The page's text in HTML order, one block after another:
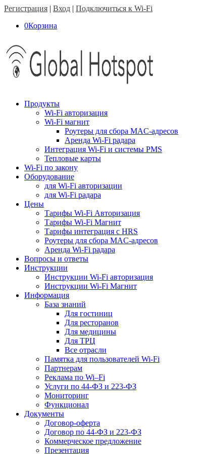
Регистрация | Вход | Подключиться к Wi-Fi
0Корзина
Продукты
Wi-Fi авторизация
Wi-Fi магнит
Роутеры для сбора MAC-адресов
Аренда Wi-Fi радара
Интеграция Wi-Fi и системы PMS
Тепловые карты
Wi-Fi по закону
Оборудование
для Wi-Fi авторизации
для Wi-Fi радара
Цены
Тарифы Wi-Fi Авторизация
Тарифы Wi-Fi Магнит
Тарифы интеграция с HRS
Роутеры для сбора MAC-адресов
Аренда Wi-Fi радара
Вопросы и ответы
Инструкции
Инструкции Wi-Fi авторизация
Инструкции Wi-Fi Магнит
Информация
База знаний
Для гостиниц
Для ресторанов
Для медицины
Для ТРЦ
Все отрасли
Памятка для пользователей Wi-Fi
Партнерам
Реклама по Wi–Fi
Услуги по 44-ФЗ и 223-ФЗ
Мониторинг
Функционал
Документы
Договор-оферта
Договор по 44-ФЗ и 223-ФЗ
Коммерческое предложение
Презентация